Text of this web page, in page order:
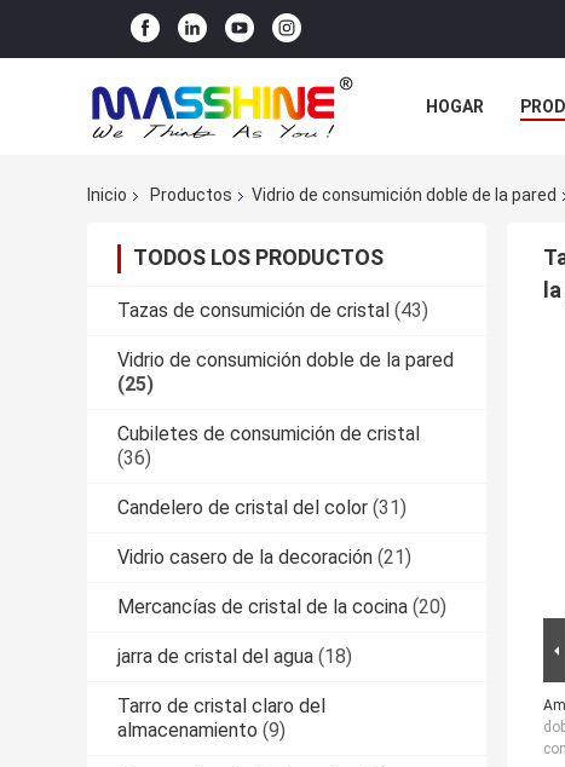
HOGAR
Inicio
Productos Vidrio de consumición doble de la pared
TODOS LOS PRODUCTOS
Tazas de consumición de cristal (43)
Vidrio de consumición doble de la pared
(25)
Cubiletes de consumición de cristal
(36)
Candelero de cristal del color (31)
Vidrio casero de la decoración (21)
Mercancías de cristal de la cocina (20)
jarra de cristal del agua (18)
Tarro de cristal claro del
almacenamiento (9)